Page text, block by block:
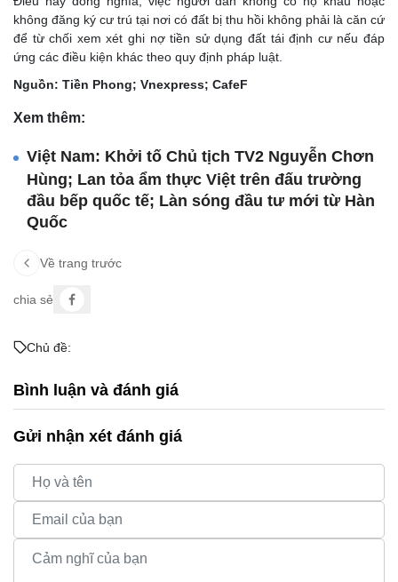
không đăng ký cư trú tại nơi có đất bị thu hồi không phải là căn cứ
để từ chối xem xét ghi nợ tiền sử dụng đất tái định cư nếu đáp
ứng các điều kiện khác theo quy định pháp luật.
Nguồn: Tiền Phong; Vnexpress; CafeF
Xem thêm:
Việt Nam: Khởi tố Chủ tịch TV2 Nguyễn Chơn
Hùng; Lan tỏa ẩm thực Việt trên đấu trường
đầu bếp quốc tế; Làn sóng đầu tư mới từ Hàn
Quốc
Về trang trước
chia sẻ
Chủ đề:
Bình luận và đánh giá
Gửi nhận xét đánh giá